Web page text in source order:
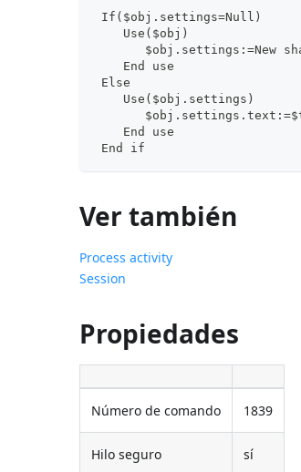
If($obj.settings=Null)
    Use($obj)
$obj.settings:=New
    End use
Else
    Use($obj.settings)
    End use
End if
Ver también
Process activity
Session
Propiedades
Número de comando 1839
Hilo seguro sí